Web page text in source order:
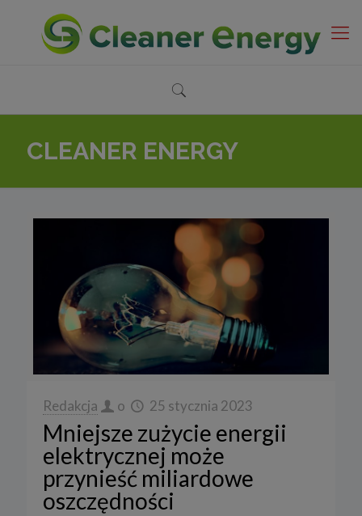
CLEANER ENERGY
Redakcja o 25 stycznia 2023
Mniejsze zużycie energii
elektrycznej może
przynieść miliardowe
oszczędności